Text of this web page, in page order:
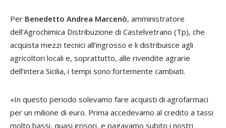
Per Benedetto Andrea Marcenò, amministratore
dell’Agrochimica Distribuzione di Castelvetrano (Tp), che
acquista mezzi tecnici all’ingrosso e li distribuisce agli
agricoltori locali e, soprattutto, alle rivendite agrarie
dell’intera Sicilia, i tempi sono fortemente cambiati.
«In questo periodo solevamo fare acquisti di agrofarmaci
per un milione di euro. Prima accedevamo al credito a tassi
molto bassi, quasi irrisori, e pagavamo subito i nostri